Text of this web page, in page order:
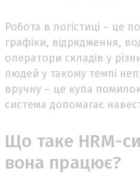
Робота в логістиці – це
графіки, відрядження,
оператори складів у
людей у такому темпі
вручну – це купа
система допомагає
Що таке HRM-
вона працює?